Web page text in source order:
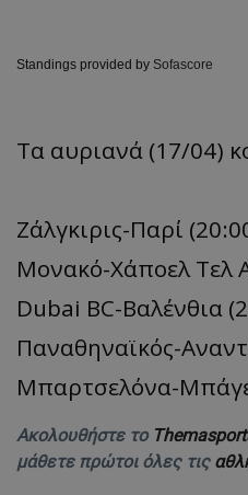
Standings provided by Sofascore
Tα αυριανά (17/04)
Ζάλγκιρις-Παρί
Μονακό-Χάποελ Τελ
Dubai BC-Βαλένθια
Παναθηναϊκός-
Μπαρτσελόνα-
Ακολουθήστε το
μάθετε πρώτοι όλες τις